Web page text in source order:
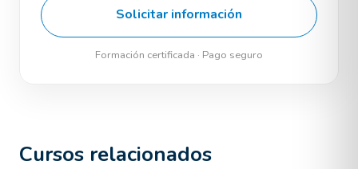
Solicitar información
Formación certificada · Pago seguro
Cursos relacionados